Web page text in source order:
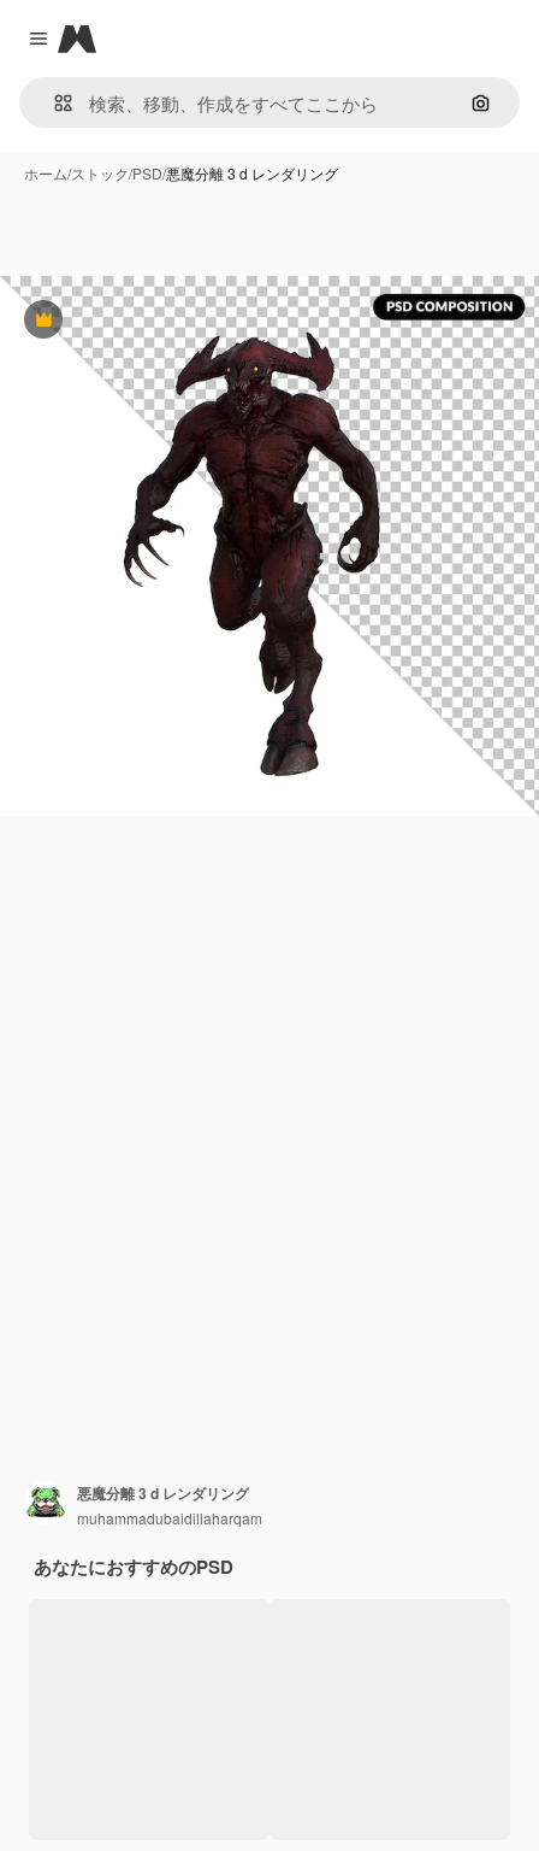
Close menu
Magnific
画像で
ホーム/ストック/PSD/悪魔分離 3 d レンダリング
Premium
悪魔分離 3 d レンダリング
muhammadubaidillaharqam
あなたにおすすめのPSD